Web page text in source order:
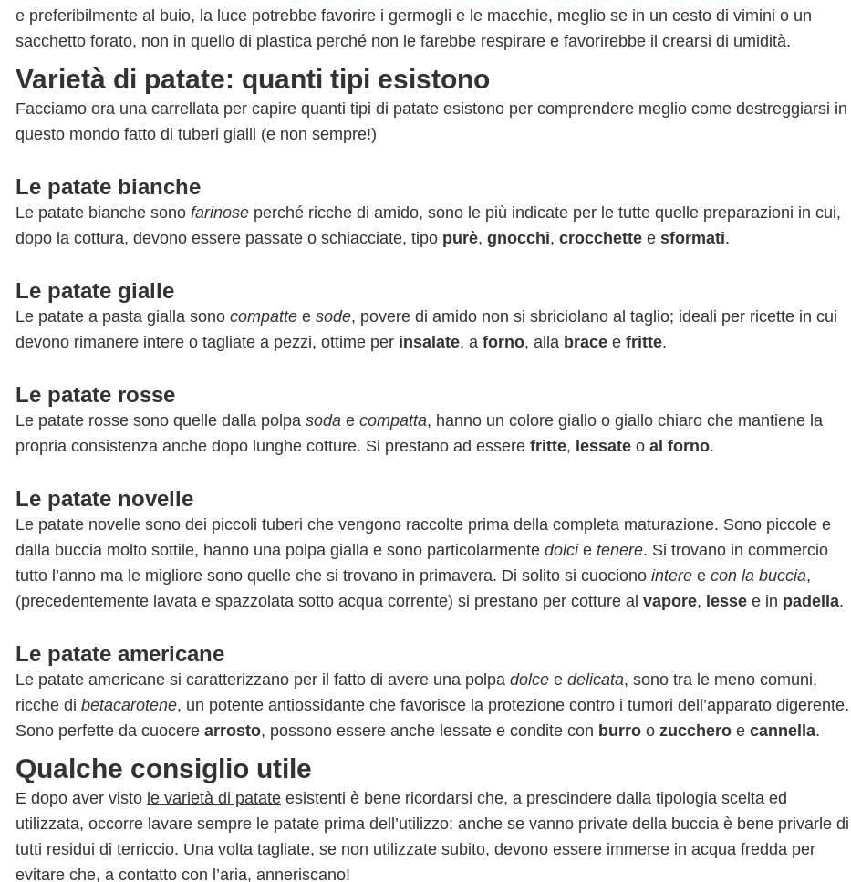
e preferibilmente al buio, la luce potrebbe favorire i germogli e le macchie, meglio se in un cesto di vimini o un
sacchetto forato, non in quello di plastica perché non le farebbe respirare e favorirebbe il crearsi di umidità.
Varietà di patate: quanti tipi esistono
Facciamo ora una carrellata per capire quanti tipi di patate esistono per comprendere meglio come destreggiarsi in
questo mondo fatto di tuberi gialli (e non sempre!)
Le patate bianche
Le patate bianche sono farinose perché ricche di amido, sono le più indicate per le tutte quelle preparazioni in cui,
dopo la cottura, devono essere passate o schiacciate, tipo purè, gnocchi, crocchette e sformati.
Le patate gialle
Le patate a pasta gialla sono compatte e sode, povere di amido non si sbriciolano al taglio; ideali per ricette in cui
devono rimanere intere o tagliate a pezzi, ottime per insalate, a forno, alla brace e fritte.
Le patate rosse
Le patate rosse sono quelle dalla polpa soda e compatta, hanno un colore giallo o giallo chiaro che mantiene la
propria consistenza anche dopo lunghe cotture. Si prestano ad essere fritte, lessate o al forno.
Le patate novelle
Le patate novelle sono dei piccoli tuberi che vengono raccolte prima della completa maturazione. Sono piccole e
dalla buccia molto sottile, hanno una polpa gialla e sono particolarmente dolcie tenere. Si trovano in commercio
tutto l’anno ma le migliore sono quelle che si trovano in primavera. Di solito si cuociono intere e con la buccia,
(precedentemente lavata e spazzolata sotto acqua corrente) si prestano per cotture al vapore, lesse e in padella.
Le patate americane
Le patate americane si caratterizzano per il fatto di avere una polpa dolce e delicata, sono tra le meno comuni,
ricche di betacarotene, un potente antiossidante che favorisce la protezione contro i tumori dell’apparato digerente.
Sono perfette da cuocere arrosto, possono essere anche lessate e condite con burro o zucchero e cannella.
Qualche consiglio utile
E dopo aver visto le varietà di patate esistenti è bene ricordarsi che, a prescindere dalla tipologia scelta ed
utilizzata, occorre lavare sempre le patate prima dell’utilizzo; anche se vanno private della buccia è bene privarle di
tutti residui di terriccio. Una volta tagliate, se non utilizzate subito, devono essere immerse in acqua fredda per
evitare che, a contatto con l’aria, anneriscano!